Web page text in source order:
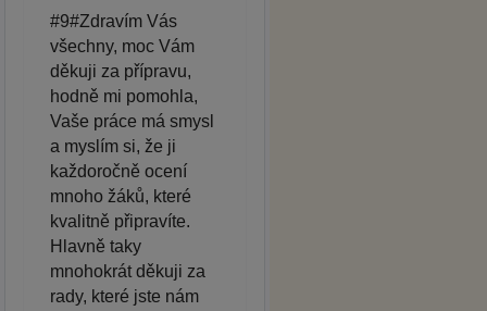
#9#Zdravím Vás
všechny, moc Vám
děkuji za přípravu,
hodně mi pomohla,
Vaše práce má smysl
a myslím si, že ji
každoročně ocení
mnoho žáků, které
kvalitně připravíte.
Hlavně taky
mnohokrát děkuji za
rady, které jste nám